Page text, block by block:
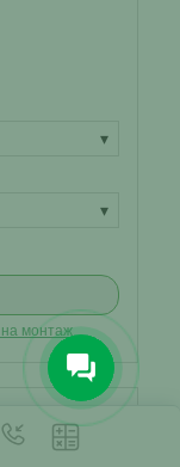
▾
▾
монтаж